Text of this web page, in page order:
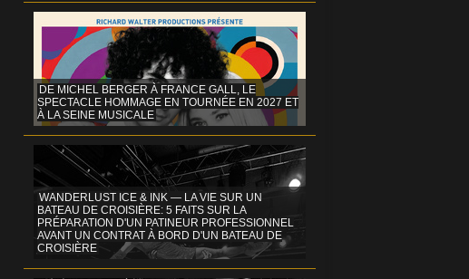
DE MICHEL BERGER À FRANCE GALL, LE
SPECTACLE HOMMAGE EN TOURNÉE EN 2027 ET
À LA SEINE MUSICALE
WANDERLUST ICE & INK — LA VIE SUR UN
BATEAU DE CROISIÈRE: 5 FAITS SUR LA
PRÉPARATION D'UN PATINEUR PROFESSIONNEL
AVANT UN CONTRAT À BORD D'UN BATEAU DE
CROISIÈRE